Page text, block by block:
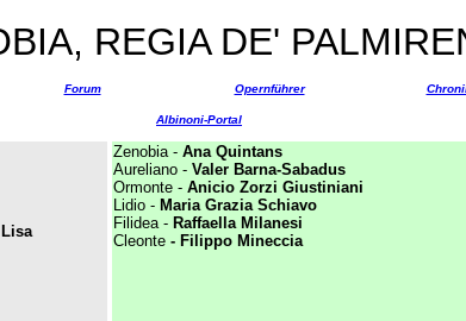
REGIA DE'
Forum Opernführer
Albinoni-Portal
Zenobia - Ana Quintans
Aureliano - Valer Barna-Sabadus
Ormonte - Anicio Zorzi Giustiniani
Lidio - Maria Grazia Schiavo
Filidea - Raffaella Milanesi
Cleonte - Filippo Mineccia